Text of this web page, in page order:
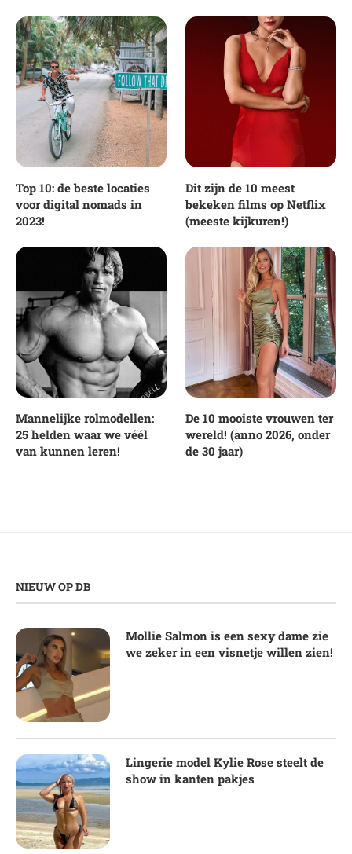
Top 10: de beste locaties
voor digital nomads in
2023!
Dit zijn de 10 meest
bekeken films op Netflix
(meeste kijkuren!)
Mannelijke rolmodellen:
25 helden waar we véél
van kunnen leren!
De 10 mooiste vrouwen ter
wereld! (anno 2026, onder
de 30 jaar)
NIEUW OP DB
Mollie Salmon is een sexy dame zie
we zeker in een visnetje willen zien!
Lingerie model Kylie Rose steelt de
show in kanten pakjes